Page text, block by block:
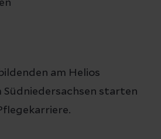
am Helios
Südniedersachsen starten